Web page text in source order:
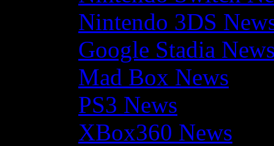
Nintendo 3DS
Google Stadia
Mad Box News
PS3 News
XBox360 News